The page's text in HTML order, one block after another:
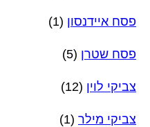
פסח איידנסון (1)
פסח שטרן (5)
צביקי לוין (12)
צביקי מילר (1)